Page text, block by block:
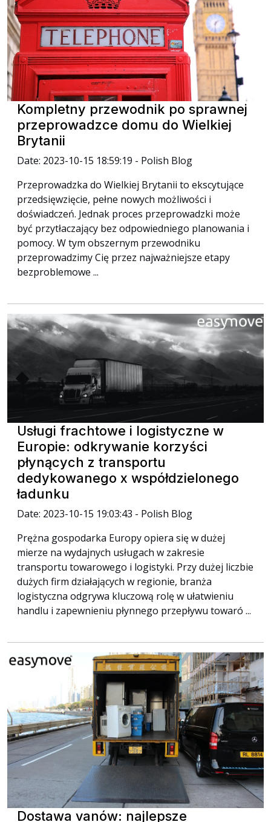
Kompletny przewodnik po sprawnej
przeprowadzce domu do Wielkiej
Brytanii
Date: 2023-10-15 18:59:19 - Polish Blog
Przeprowadzka do Wielkiej Brytanii to ekscytujące
przedsięwzięcie, pełne nowych możliwości i
doświadczeń. Jednak proces przeprowadzki może
być przytłaczający bez odpowiedniego planowania i
pomocy. W tym obszernym przewodniku
przeprowadzimy Cię przez najważniejsze etapy
bezproblemowe ...
Usługi frachtowe i logistyczne w
Europie: odkrywanie korzyści
płynących z transportu
dedykowanego x współdzielonego
ładunku
Date: 2023-10-15 19:03:43 - Polish Blog
Prężna gospodarka Europy opiera się w dużej
mierze na wydajnych usługach w zakresie
transportu towarowego i logistyki. Przy dużej liczbie
dużych firm działających w regionie, branża
logistyczna odgrywa kluczową rolę w ułatwieniu
handlu i zapewnieniu płynnego przepływu towaró ...
Dostawa vanów: najlepsze